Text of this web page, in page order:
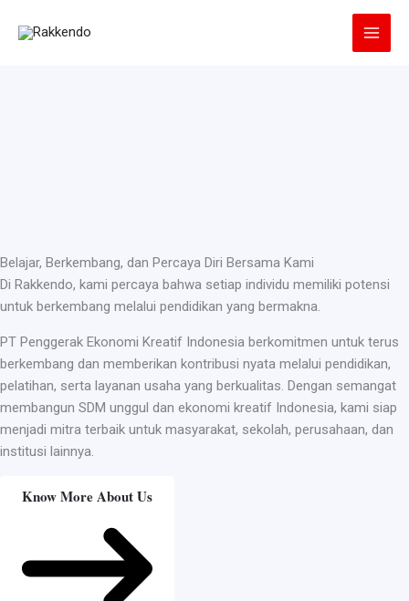
Belajar, Berkembang, dan Percaya Diri Bersama Kami
Di Rakkendo, kami percaya bahwa setiap individu memiliki potensi
untuk berkembang melalui pendidikan yang bermakna.
PT Penggerak Ekonomi Kreatif Indonesia berkomitmen untuk terus
berkembang dan memberikan kontribusi nyata melalui pendidikan,
pelatihan, serta layanan usaha yang berkualitas. Dengan semangat
membangun SDM unggul dan ekonomi kreatif Indonesia, kami siap
menjadi mitra terbaik untuk masyarakat, sekolah, perusahaan, dan
institusi lainnya.
Know More About Us